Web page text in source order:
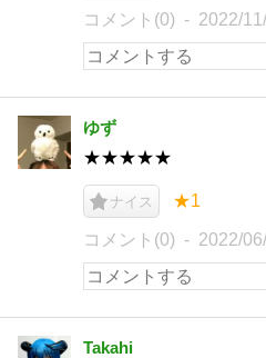
コメント(0) 2022/
ゆず
★★★★★
ナイス ★1
コメント(0) 2022/
Takahi